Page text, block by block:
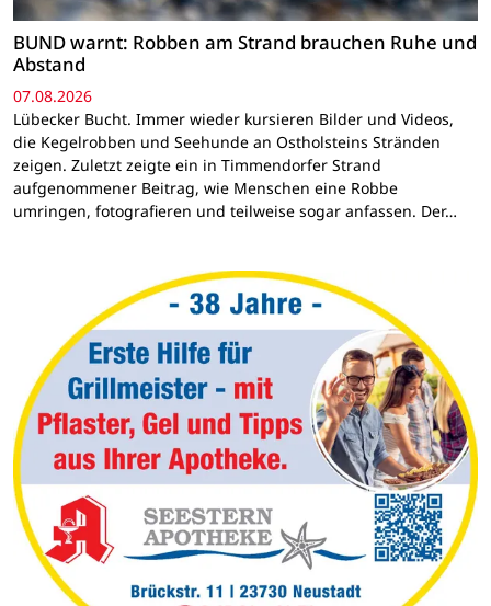
BUND warnt: Robben am Strand brauchen Ruhe und
Abstand
07.08.2026
Lübecker Bucht. Immer wieder kursieren Bilder und Videos,
die Kegelrobben und Seehunde an Ostholsteins Stränden
zeigen. Zuletzt zeigte ein in Timmendorfer Strand
aufgenommener Beitrag, wie Menschen eine Robbe
umringen, fotografieren und teilweise sogar anfassen. Der…